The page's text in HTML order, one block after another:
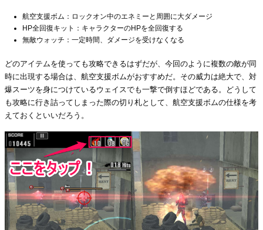
航空支援ボム：ロックオン中のエネミーと周囲に大ダメージ
HP全回復キット：キャラクターのHPを全回復する
無敵ウォッチ：一定時間、ダメージを受けなくなる
どのアイテムを使っても攻略できるはずだが、今回のように複数の敵が同
時に出現する場合は、航空支援ボムがおすすめだ。その威力は絶大で、対
爆スーツを身につけているウェイスでも一撃で倒すほどである。どうして
も攻略に行き詰ってしまった際の切り札として、航空支援ボムの仕様を考
えておくといいだろう。